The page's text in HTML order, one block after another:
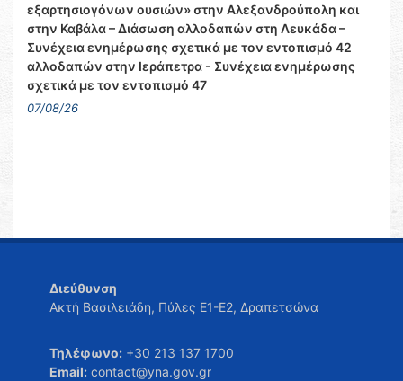
εξαρτησιογόνων ουσιών» στην Αλεξανδρούπολη και
στην Καβάλα – Διάσωση αλλοδαπών στη Λευκάδα –
Συνέχεια ενημέρωσης σχετικά με τον εντοπισμό 42
αλλοδαπών στην Ιεράπετρα - Συνέχεια ενημέρωσης
σχετικά με τον εντοπισμό 47
07/08/26
Διεύθυνση
Ακτή Βασιλειάδη, Πύλες Ε1-Ε2, Δραπετσώνα
Τηλέφωνο: +30 213 137 1700
Email: contact@yna.gov.gr